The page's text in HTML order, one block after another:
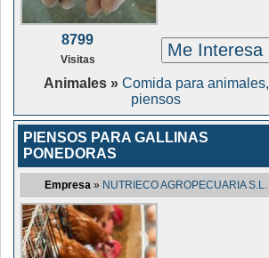
8799
Visitas Me Interesa
Animales » Comida para animales,
piensos
PIENSOS PARA GALLINAS
PONEDORAS
Empresa » NUTRIECO AGROPECUARIA S.L.